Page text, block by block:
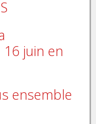
juin en
ensemble